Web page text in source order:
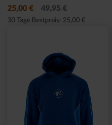
25,00 € 49,95 €
30 Tage Bestpreis: 25,00 €